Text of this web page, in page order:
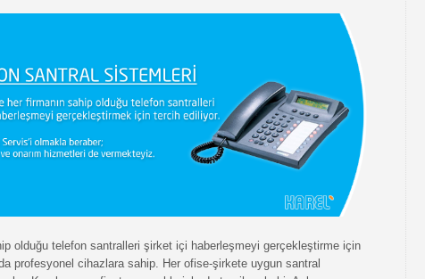
olduğu telefon santralleri şirket içi haberleşmeyi gerçekleştirme için
profesyonel cihazlara sahip. Her ofise-şirkete uygun santral